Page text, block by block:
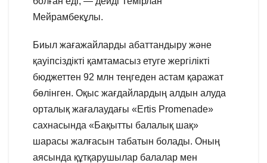
Мейрамбекұлы.
Биыл жағажайларды абаттандыру және
қауіпсіздікті қамтамасыз етуге жергілікті
бюджеттен 92 млн теңгеден астам қаражат
бөлінген. Оқыс жағдайлардың алдын алуда
орталық жағалаудағы «Ertis Promenadе»
сахнасында «Бақытты балалық шақ»
шарасы жалғасын табатын болады. Оның
аясында құтқарушылар балалар мен